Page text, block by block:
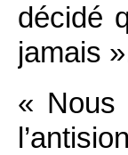
décidé
jamais
« Nous